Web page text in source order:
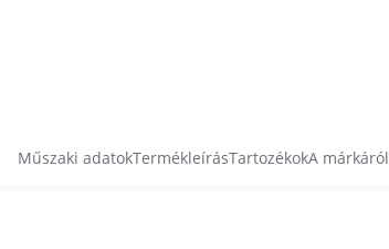
Műszaki adatokTermékleírásTartozékokA márkáról